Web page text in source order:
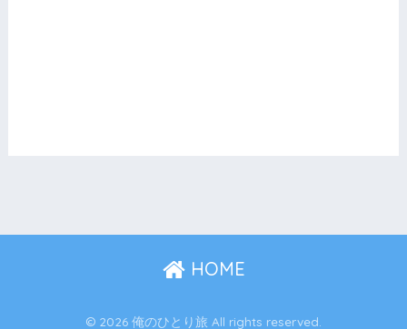
HOME
© 2026 俺のひとり旅 All rights reserved.